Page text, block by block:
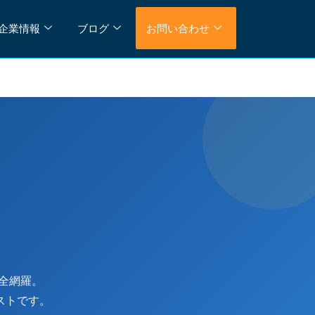
業情報 ブログ お問い合わせ
網羅。
です。